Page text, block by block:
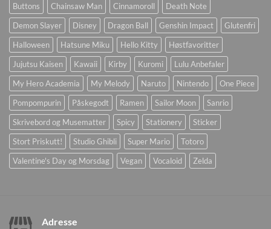
Buttons
Chainsaw Man Cinnamoroll
Death Note
Demon Slayer
Disney Dragon Ball Genshin Impact
Glutenfri
Halloween
Hatsune Miku Hello Kitty
Høstfavoritter
Jujutsu Kaisen
Kawaii Kirby Kuromi
Lulu Anbefaler
My Hero Academia
My Melody Naruto Nintendo
One Piece
Pompompurin
Påskegodt Ramen Sailor Moon
Sanrio
Skrivebord og Musematter
Spicy Stationery
Sticker
Stort Priskutt!
Studio Ghibli Super Mario
Totoro
Valentine's Day og Morsdag
Vegan Vocaloid Zelda
Adresse